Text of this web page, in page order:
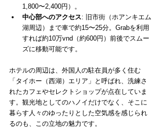
1,800〜2,400円）。
中心部へのアクセス: 旧市街（ホアンキエム
湖周辺）まで車で約15〜25分。Grabを利用
すれば約10万vnd（約600円）前後でスムー
ズに移動可能です。
ホテルの周辺は、外国人の駐在員が多く住む
「タイホー（西湖）エリア」と呼ばれ、洗練さ
れたカフェやセレクトショップが点在していま
す。観光地としてのハノイだけでなく、そこに
暮らす人々のゆったりとした空気感を感じられ
るのも、この立地の魅力です。